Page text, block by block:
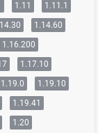
1.11
1.11.1
1.14.60
1.16.200
1.17.10
1.19.0
1.19.10
1.19.41
1.20